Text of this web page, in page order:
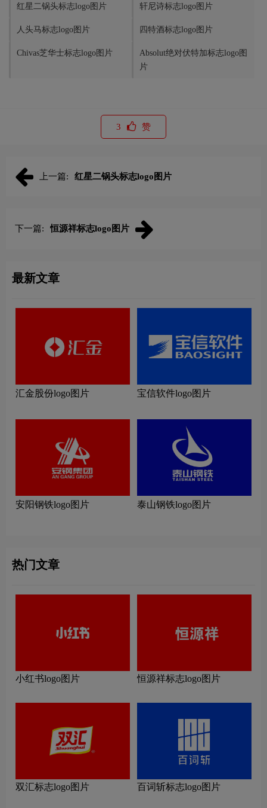
红星二锅头标志logo图片 轩尼诗标志logo图片
人头马标志logo图片 四特酒标志logo图片
Chivas芝华士标志logo图片
Absolut绝对伏特加标志logo图
片
3 赞
上一篇: 红星二锅头标志logo图片
下一篇: 恒源祥标志logo图片
最新文章
汇金股份logo图片 宝信软件logo图片
安阳钢铁logo图片 泰山钢铁logo图片
热门文章
小红书logo图片 恒源祥标志logo图片
双汇标志logo图片 百词斩标志logo图片